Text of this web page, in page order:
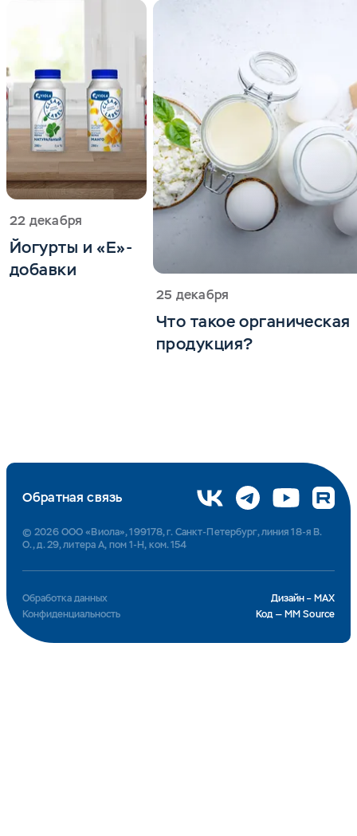
22 декабря
Йогурты и «Е»-
добавки
25 декабря
Что такое органическая
продукция?
Дизайн – MAX
Обработка данных
Код — MM Source
Конфиденциальность
Обратная связь
© 2026 ООО «Виола», 199178, г. Санкт-Петербург, линия 18-я В.
О., д. 29, литера А, пом 1-Н, ком. 154